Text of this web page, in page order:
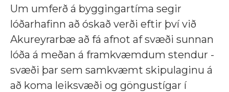
Um umferð á byggingartíma segir
lóðarhafinn að óskað verði eftir því við
Akureyrarbæ að fá afnot af svæði sunnan
lóða á meðan á framkvæmdum stendur -
svæði þar sem samkvæmt skipulaginu á
að koma leiksvæði og göngustígar í